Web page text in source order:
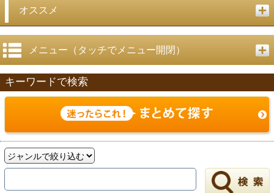
オススメ
メニュー（タッチでメニュー開閉）
キーワードで検索